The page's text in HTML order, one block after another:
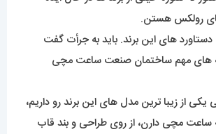
رولکس هستن.
های این برند. باید به جرأت گفت
های مهم ساختمان صنعت ساعت مچی
یکی از زیبا ترین مدل های این برند رو داریم،
ساعت مچی دارن، از روی طراحی و بند قاب